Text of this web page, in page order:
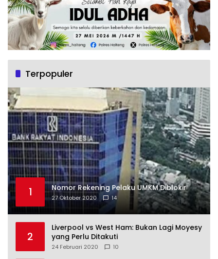
Terpopuler
1 Nomor Rekening Pelaku UMKM Diblokir
27 Oktober 2020 14
2
Liverpool vs West Ham: Bukan Lagi Moyesy
yang Perlu Ditakuti
24 Februari 2020 10